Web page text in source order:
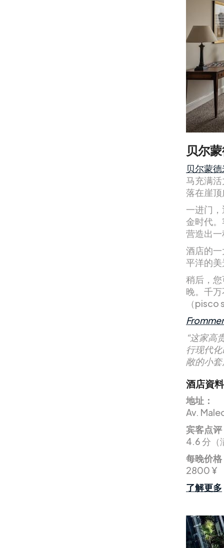
贝尔
贝尔蒙
马充满
落在崖
一进门
金时代
营造出
酒店的
平洋的
稍后，
晚。千
（pisco
“这家高
行现代
敞的小
酒店資料
地址：
Av.
宾客点评
4.6 分（
每晚价格
2800 ¥
了解更多